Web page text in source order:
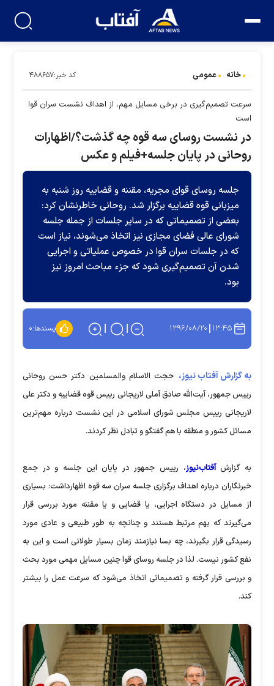
خانه عمومی کد خبر:۴۸۸۶۵۷
سرعت تصمیم‌گیری در برخی مسایل مهم، از اهداف نشست سران قوا
است
در نشست روسای سه قوه چه گذشت؟/اظهارات
روحانی در پایان جلسه+فیلم و عکس
جلسه روسای قوای مجریه، مقننه و قضاییه روز شنبه به
میزبانی قوه قضاییه برگزار شد. روحانی خاطرنشان کرد:
بعضی از تصمیماتی که در سایر جلسات از جمله جلسه
شورای عالی فضای مجازی نیز اتخاذ می‌شوند، نیاز است
که در جلسات سران قوا در خصوص عملیاتی و اجرایی
شدن آن تصمیم‌گیری شود که جزء مباحث امروز نیز
بود.
۱۳:۴۵ ۱۳۹۶/۰۸/۲۰ پسندها:۰
به گزارش آفتاب نیوز، حجت الاسلام والمسلمین دکتر حسن روحانی
رییس جمهور، آیت‌الله صادق آملی لاریجانی رییس قوه قضاییه و دکتر علی
لاریجانی رییس مجلس شورای اسلامی در این نشست درباره مهم‌ترین
مسائل کشور و منطقه با هم گفتگو و تبادل نظر کردند.
به گزارشآفتاب‌نیوز، رییس جمهور در پایان این جلسه و در جمع
خبرنگاران درباره اهداف برگزاری جلسه سران سه قوه اظهارداشت: بسیاری
از مسایل در دستگاه اجرایی، یا قضایی و یا مقننه مورد بررسی قرار
می‌گیرند که بهم مرتبط هستند و چنانچه به طور طبیعی و عادی مورد
رسیدگی قرار بگیرند، چه بسا نیازمند زمان بسیار طولانی است و این به
نفع کشور نیست. لذا در جلسه روسای قوا چنین مسایل مهمی مورد بحث
و بررسی قرار گرفته و تصمیماتی اتخاذ می‌شود که سرعت عمل را بیشتر
کند.